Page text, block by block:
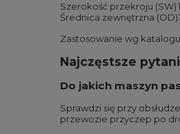
Szerokość przekroju (SW)
Średnica zewnętrzna (OD)
Zastosowanie wg
Najczęstsze
Do jakich maszyn
Sprawdzi się przy
przewozie przyczep po